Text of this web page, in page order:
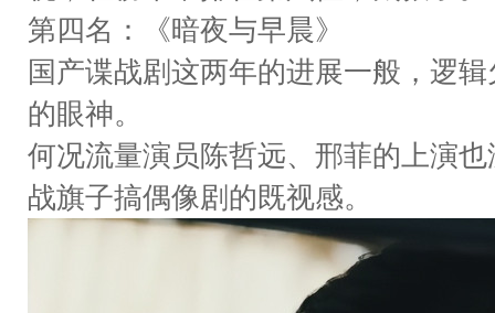
第四名：《暗夜与早晨》
国产谍战剧这两年的进展一般，逻
的眼神。
何况流量演员陈哲远、邢菲的上演
战旗子搞偶像剧的既视感。